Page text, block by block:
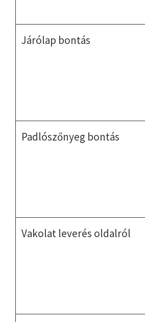
Járólap bontás
Padlószőnyeg bontás
Vakolat leverés oldalról